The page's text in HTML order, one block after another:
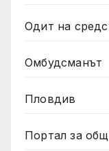
Одит на
Омбудсманът
Пловдив
Портал за